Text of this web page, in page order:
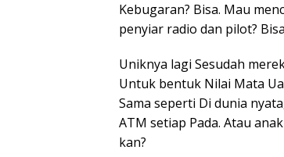
Kebugaran? Bisa. Mau
penyiar radio dan pilot?
Uniknya lagi Sesudah
Untuk bentuk Nilai Mata
Sama seperti Di dunia
ATM setiap Pada. Atau
kan?